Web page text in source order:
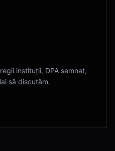
instituții, DPA semnat,
să discutăm.